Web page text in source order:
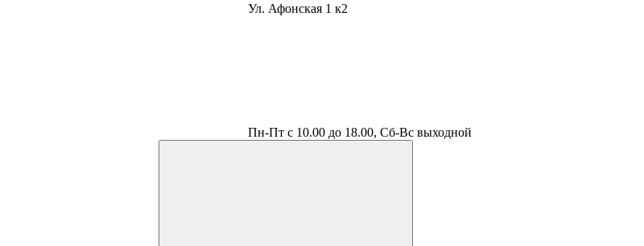
Ул. Афонская 1 к2
Пн-Пт с 10.00 до 18.00, Сб-Вс выходной